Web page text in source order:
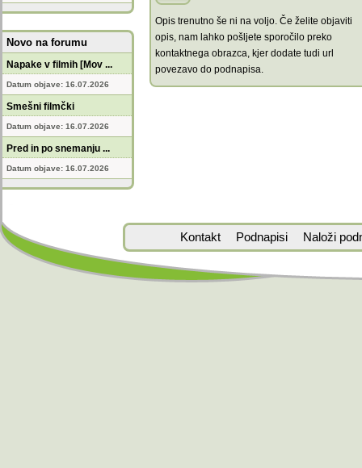
Novo na forumu
Napake v filmih [Mov ...
Datum objave: 16.07.2026
Smešni filmčki
Datum objave: 16.07.2026
Pred in po snemanju ...
Datum objave: 16.07.2026
Opis trenutno še ni na voljo. Če želite objaviti
opis, nam lahko pošljete sporočilo preko
kontaktnega obrazca, kjer dodate tudi url
povezavo do podnapisa.
Kontakt Podnapisi Naloži